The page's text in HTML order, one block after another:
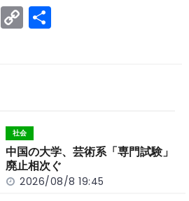
W
e
C
o
n
k
社会
中国の大学、芸術系「専門試験」
廃止相次ぐ
2026/08/8 19:45